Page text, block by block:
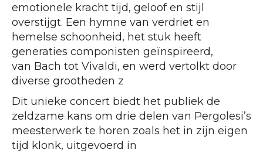
emotionele kracht tijd, geloof en stijl
overstijgt. Een hymne van verdriet en
hemelse schoonheid, het stuk heeft
generaties componisten geïnspireerd,
van Bach tot Vivaldi, en werd vertolkt door
diverse grootheden z
Dit unieke concert biedt het publiek de
zeldzame kans om drie delen van Pergolesi’s
meesterwerk te horen zoals het in zijn eigen
tijd klonk, uitgevoerd in